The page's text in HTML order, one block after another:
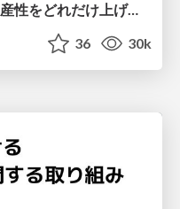
GitHub Copilotは開発者の生産性をどれだけ上げるのか？ZOZOでの全社導入とその効果 / How Much Does GitHub Copilot Improve Developer Productivity? The Company-wide Implementation and Its Effects at ZOZO
36 30k